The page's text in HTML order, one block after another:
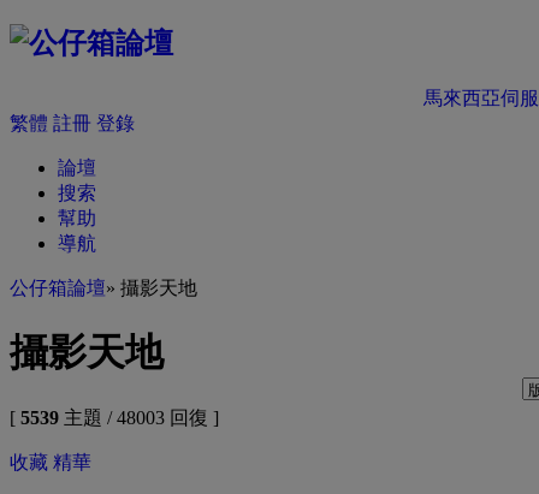
馬來西亞伺
繁體 註冊 登錄
論壇
搜索
幫助
導航
公仔箱論壇» 攝影天地
攝影天地
[ 5539 主題 / 48003 回復 ]
收藏 精華